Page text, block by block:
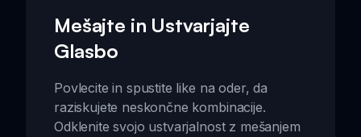
Mešajte in Ustvarjajte
Glasbo
Povlecite in spustite like na oder, da
raziskujete neskončne kombinacije.
Odklenite svojo ustvarjalnost z mešanjem